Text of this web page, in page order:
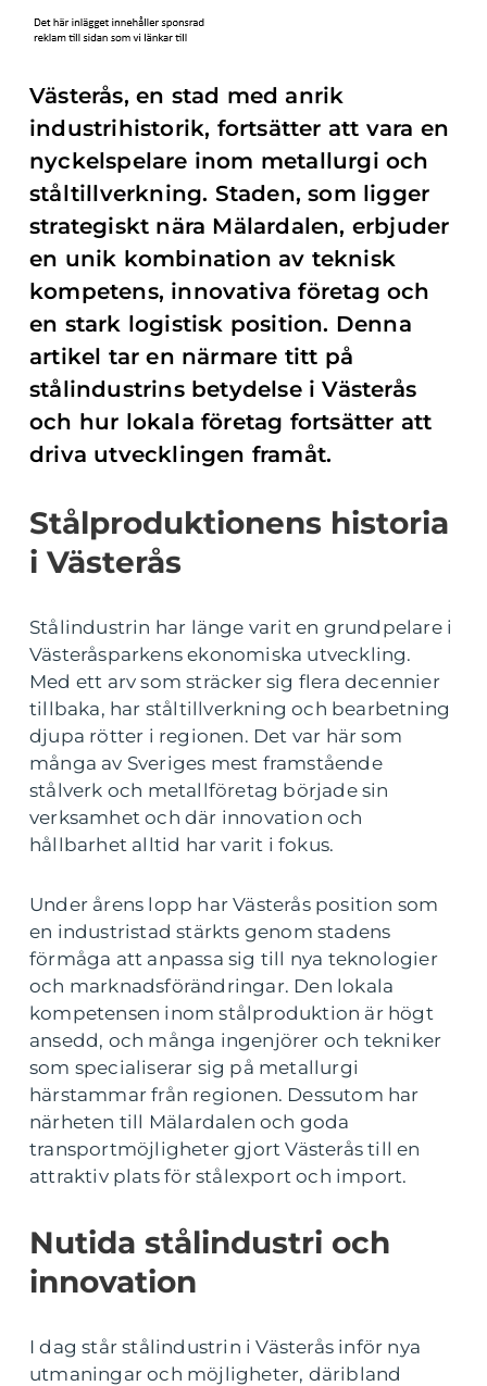
Västerås, en stad med anrik
industrihistorik, fortsätter att vara en
nyckelspelare inom metallurgi och
ståltillverkning. Staden, som ligger
strategiskt nära Mälardalen, erbjuder
en unik kombination av teknisk
kompetens, innovativa företag och
en stark logistisk position. Denna
artikel tar en närmare titt på
stålindustrins betydelse i Västerås
och hur lokala företag fortsätter att
driva utvecklingen framåt.
Stålproduktionens historia
i Västerås
Stålindustrin har länge varit en grundpelare i
Västeråsparkens ekonomiska utveckling.
Med ett arv som sträcker sig flera decennier
tillbaka, har ståltillverkning och bearbetning
djupa rötter i regionen. Det var här som
många av Sveriges mest framstående
stålverk och metallföretag började sin
verksamhet och där innovation och
hållbarhet alltid har varit i fokus.
Under årens lopp har Västerås position som
en industristad stärkts genom stadens
förmåga att anpassa sig till nya teknologier
och marknadsförändringar. Den lokala
kompetensen inom stålproduktion är högt
ansedd, och många ingenjörer och tekniker
som specialiserar sig på metallurgi
härstammar från regionen. Dessutom har
närheten till Mälardalen och goda
transportmöjligheter gjort Västerås till en
attraktiv plats för stålexport och import.
Nutida stålindustri och
innovation
I dag står stålindustrin i Västerås inför nya
utmaningar och möjligheter, däribland